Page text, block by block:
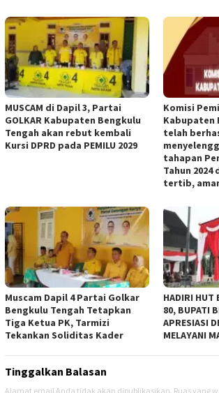
MUSCAM di Dapil 3, Partai
GOLKAR Kabupaten Bengkulu
Tengah akan rebut kembali
Kursi DPRD pada PEMILU 2029
Komisi
Kabupaten
telah
tahapan
Tahun
tertib,
Muscam Dapil 4 Partai Golkar
Bengkulu Tengah Tetapkan
Tiga Ketua PK, Tarmizi
Tekankan Soliditas Kader
HADIRI HUT
80, BUPATI
APRESIASI
MELAYANI
Tinggalkan Balasan
Alamat email Anda tidak akan dipublikasikan. Ruas yang